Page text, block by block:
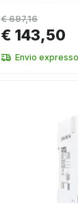
€ 143,50
€ 697,16
Envio